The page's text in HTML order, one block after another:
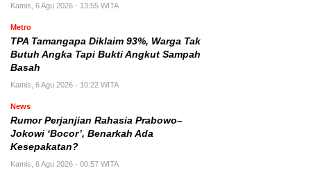
Kamis, 6 Agu 2026 - 13:55 WITA
Metro
TPA Tamangapa Diklaim 93%, Warga Tak
Butuh Angka Tapi Bukti Angkut Sampah
Basah
Kamis, 6 Agu 2026 - 10:22 WITA
News
Rumor Perjanjian Rahasia Prabowo–
Jokowi ‘Bocor’, Benarkah Ada
Kesepakatan?
Kamis, 6 Agu 2026 - 00:57 WITA